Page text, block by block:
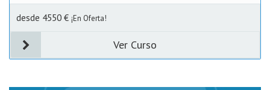
desde 4550 € ¡En Oferta!
Ver Curso